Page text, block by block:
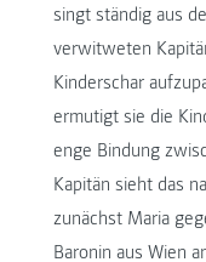
singt ständig aus
verwitweten
Kinderschar
ermutigt sie die
enge Bindung
Kapitän sieht das
zunächst Maria
Baronin aus Wien